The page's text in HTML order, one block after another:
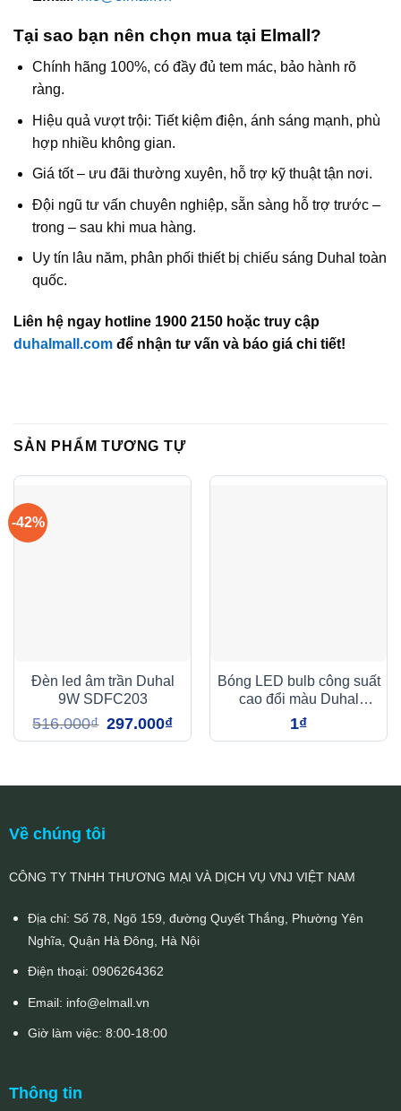
Tại sao bạn nên chọn mua tại Elmall?
Chính hãng 100%, có đầy đủ tem mác, bảo hành rõ
ràng.
Hiệu quả vượt trội: Tiết kiệm điện, ánh sáng mạnh, phù
hợp nhiều không gian.
Giá tốt – ưu đãi thường xuyên, hỗ trợ kỹ thuật tận nơi.
Đội ngũ tư vấn chuyên nghiệp, sẵn sàng hỗ trợ trước –
trong – sau khi mua hàng.
Uy tín lâu năm, phân phối thiết bị chiếu sáng Duhal toàn
quốc.
Liên hệ ngay hotline 1900 2150 hoặc truy cập
duhalmall.com để nhận tư vấn và báo giá chi tiết!
SẢN PHẨM TƯƠNG TỰ
-42%
Đèn led âm trần Duhal
9W SDFC203
516.000₫ Giá
gốc
là:
297.000₫Giá
hiện
tại
Bóng LED bulb công suất
cao đổi màu Duhal
SBBM0401 40W
1₫
Về chúng tôi
CÔNG TY TNHH THƯƠNG MẠI VÀ DỊCH VỤ VNJ VIỆT NAM
Địa chỉ: Số 78, Ngõ 159, đường Quyết Thắng, Phường Yên
Nghĩa, Quận Hà Đông, Hà Nội
Điện thoại: 0906264362
Email: info@elmall.vn
Giờ làm việc: 8:00-18:00
Thông tin